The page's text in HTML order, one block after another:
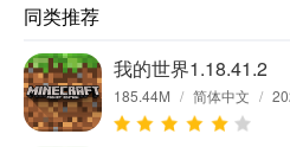
同类推荐
我的世界1.18.41.2
185.44M / 简体中文 /